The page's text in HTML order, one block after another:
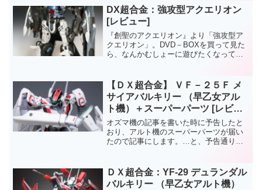
DX超合金：強攻型アクエリオン
[レビュー]
『創聖のアクエリオン』より「強攻型ア
クエリオン」。DVD－BOXを買って見た
ら、なんかむしょーに遊びたくなって押
【ＤＸ超合金】 ＶＦ－２５Ｆ メ
サイアバルキリー （早乙女アル
ト機）＋スーパーパーツ [レビュ
ー]
オズマ機の記事を書いた時に予告したと
おり、アルト機のスーパーパーツが届い
たので記事にします。…と、予告通りと
っているのが現状でありまして…。理由
としましては、超合金メサ...
ＤＸ超合金：YF-29 デュランダル
バルキリー （早乙女アルト機）